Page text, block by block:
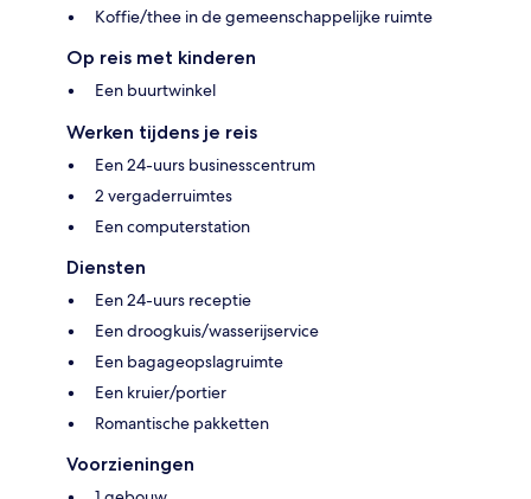
Koffie/thee in de gemeenschappelijke ruimte
Op reis met kinderen
Een buurtwinkel
Werken tijdens je reis
Een 24-uurs businesscentrum
2 vergaderruimtes
Een computerstation
Diensten
Een 24-uurs receptie
Een droogkuis/wasserijservice
Een bagageopslagruimte
Een kruier/portier
Romantische pakketten
Voorzieningen